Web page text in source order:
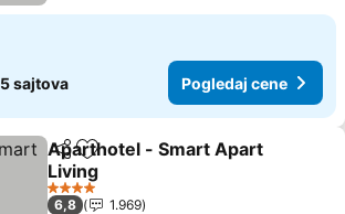
5 sajtova Pogledaj cene
Deli Dodati u favorite
Aparthotel - Smart Apart
Living
Pogledaj cene
4 Zvezdice
6,8
1.969